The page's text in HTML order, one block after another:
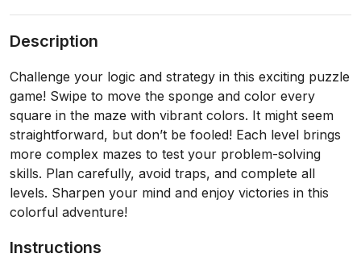
Description
Challenge your logic and strategy in this exciting puzzle
game! Swipe to move the sponge and color every
square in the maze with vibrant colors. It might seem
straightforward, but don’t be fooled! Each level brings
more complex mazes to test your problem-solving
skills. Plan carefully, avoid traps, and complete all
levels. Sharpen your mind and enjoy victories in this
colorful adventure!
Instructions